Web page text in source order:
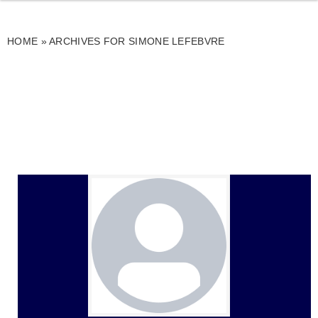
HOME »ARCHIVES FOR SIMONE LEFEBVRE